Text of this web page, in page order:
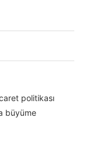
politikası
büyüme